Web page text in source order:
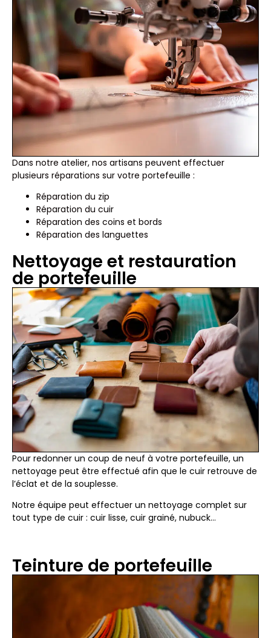
Dans notre atelier, nos artisans peuvent effectuer
plusieurs réparations sur votre portefeuille :
Réparation du zip
Réparation du cuir
Réparation des coins et bords
Réparation des languettes
Nettoyage et restauration
de portefeuille
Pour redonner un coup de neuf à votre portefeuille, un
nettoyage peut être effectué afin que le cuir retrouve de
l’éclat et de la souplesse.
Notre équipe peut effectuer un nettoyage complet sur
tout type de cuir : cuir lisse, cuir grainé, nubuck…
Teinture de portefeuille